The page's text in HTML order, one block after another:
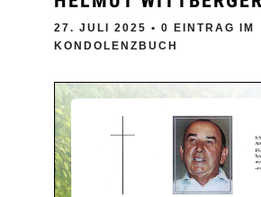
27. JULI 2025 • 0 EINTRAG IM
KONDOLENZBUCH